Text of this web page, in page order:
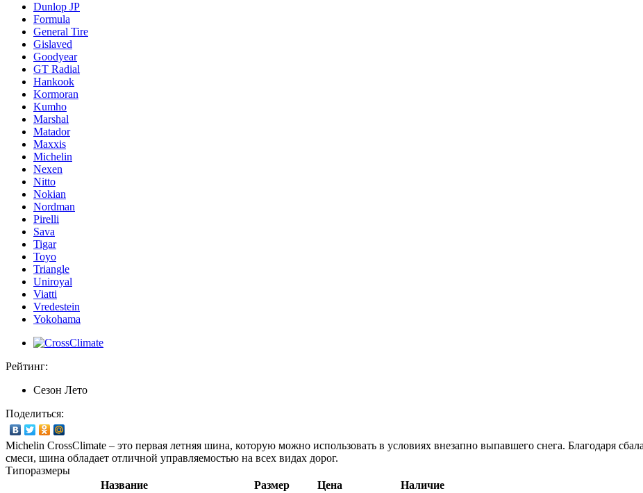
Dunlop JP
Formula
General Tire
Gislaved
Goodyear
GT Radial
Hankook
Kormoran
Kumho
Marshal
Matador
Maxxis
Michelin
Nexen
Nitto
Nokian
Nordman
Pirelli
Sava
Tigar
Toyo
Triangle
Uniroyal
Viatti
Vredestein
Yokohama
Рейтинг:
Сезон Лето
Поделиться:
Michelin CrossClimate – это первая летняя шина, которую можно использовать в условиях внезапно выпавшего снега. Благодаря
смеси, шина обладает отличной управляемостью на всех видах дорог.
Типоразмеры
Название
Размер Цена Наличие